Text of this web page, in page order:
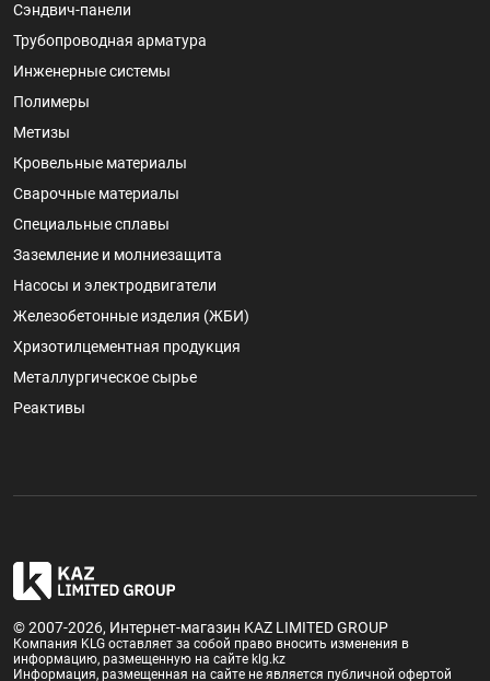
Сэндвич-панели
Трубопроводная арматура
Инженерные системы
Полимеры
Метизы
Кровельные материалы
Сварочные материалы
Специальные сплавы
Заземление и молниезащита
Насосы и электродвигатели
Железобетонные изделия (ЖБИ)
Хризотилцементная продукция
Металлургическое сырье
Реактивы
© 2007-2026, Интернет-магазин KAZ LIMITED GROUP
Компания KLG оставляет за собой право вносить изменения в
информацию, размещенную на сайте klg.kz
Информация, размещенная на сайте не является публичной офертой